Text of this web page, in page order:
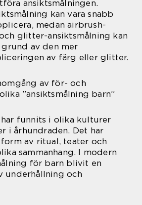
ansiktsmålningen.
kan vara snabb
medan airbrush-
glitter-ansiktsmålning kan
av den mer
av färg eller glitter.
av för- och
”ansiktsmålning barn”
funnits i olika kulturer
i århundraden. Det har
form av ritual, teater och
sammanhang. I modern
för barn blivit en
underhållning och